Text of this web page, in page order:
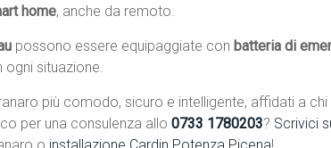
home, anche da remoto.
possono essere equipaggiate con batteria di
ogni situazione.
più comodo, sicuro e intelligente, affidati a chi
per una consulenza allo 0733 1780203? Scrivici